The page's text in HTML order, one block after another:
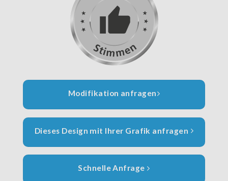
Modifikation anfragen
Dieses Design mit Ihrer Grafik anfragen
Schnelle Anfrage